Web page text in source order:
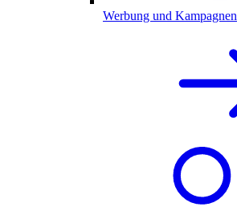
Werbung und Kampagnen